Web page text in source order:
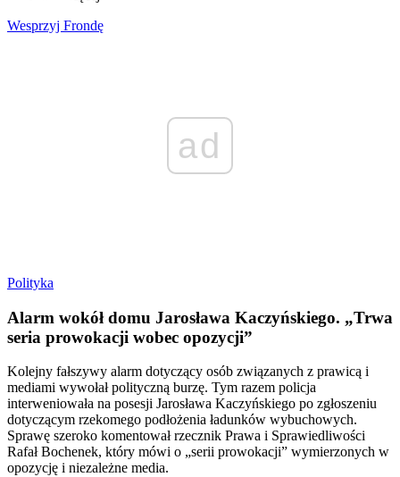
Wesprzyj Frondę
ad
Polityka
Alarm wokół domu Jarosława Kaczyńskiego. „Trwa
seria prowokacji wobec opozycji”
Kolejny fałszywy alarm dotyczący osób związanych z prawicą i
mediami wywołał polityczną burzę. Tym razem policja
interweniowała na posesji Jarosława Kaczyńskiego po zgłoszeniu
dotyczącym rzekomego podłożenia ładunków wybuchowych.
Sprawę szeroko komentował rzecznik Prawa i Sprawiedliwości
Rafał Bochenek, który mówi o „serii prowokacji” wymierzonych w
opozycję i niezależne media.